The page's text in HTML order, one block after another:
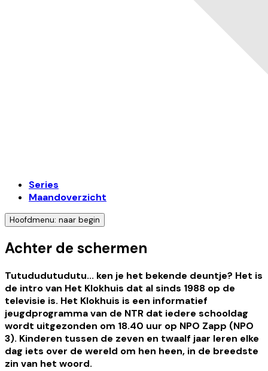
Series
Maandoverzicht
Hoofdmenu: naar begin
Achter de schermen
Tutududutudutu... ken je het bekende deuntje? Het is
de intro van Het Klokhuis dat al sinds 1988 op de
televisie is. Het Klokhuis is een informatief
jeugdprogramma van de NTR dat iedere schooldag
wordt uitgezonden om 18.40 uur op NPO Zapp (NPO
3). Kinderen tussen de zeven en twaalf jaar leren elke
dag iets over de wereld om hen heen, in de breedste
zin van het woord.